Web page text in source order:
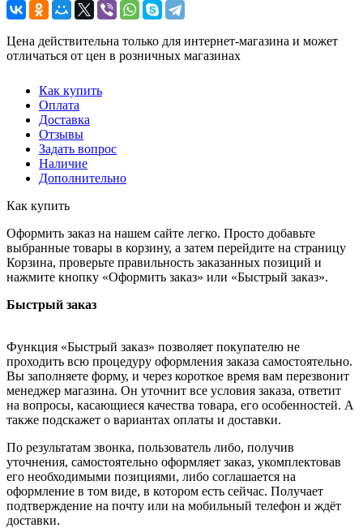
Цена действительна только для интернет-магазина и может
отличаться от цен в розничных магазинах
Как купить
Оплата
Доставка
Отзывы
Задать вопрос
Наличие
Дополнительно
Как купить
Оформить заказ на нашем сайте легко. Просто добавьте
выбранные товары в корзину, а затем перейдите на страницу
Корзина, проверьте правильность заказанных позиций и
нажмите кнопку «Оформить заказ» или «Быстрый заказ».
Быстрый заказ
Функция «Быстрый заказ» позволяет покупателю не
проходить всю процедуру оформления заказа самостоятельно.
Вы заполняете форму, и через короткое время вам перезвонит
менеджер магазина. Он уточнит все условия заказа, ответит
на вопросы, касающиеся качества товара, его особенностей. А
также подскажет о вариантах оплаты и доставки.
По результатам звонка, пользователь либо, получив
уточнения, самостоятельно оформляет заказ, укомплектовав
его необходимыми позициями, либо соглашается на
оформление в том виде, в котором есть сейчас. Получает
подтверждение на почту или на мобильный телефон и ждёт
доставки.